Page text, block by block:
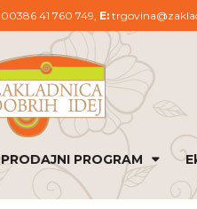
00386 41 760 749, E:
PRODAJNI PROGRAM